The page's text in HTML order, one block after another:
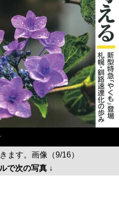
ます。画像（9/16）
で次の写真 ↓